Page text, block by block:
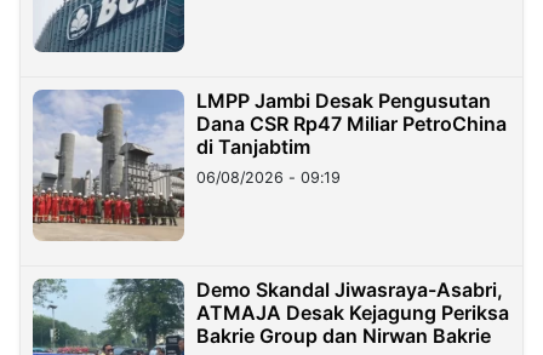
LMPP Jambi Desak Pengusutan
Dana CSR Rp47 Miliar PetroChina
di Tanjabtim
06/08/2026 - 09:19
Demo Skandal Jiwasraya-Asabri,
ATMAJA Desak Kejagung Periksa
Bakrie Group dan Nirwan Bakrie